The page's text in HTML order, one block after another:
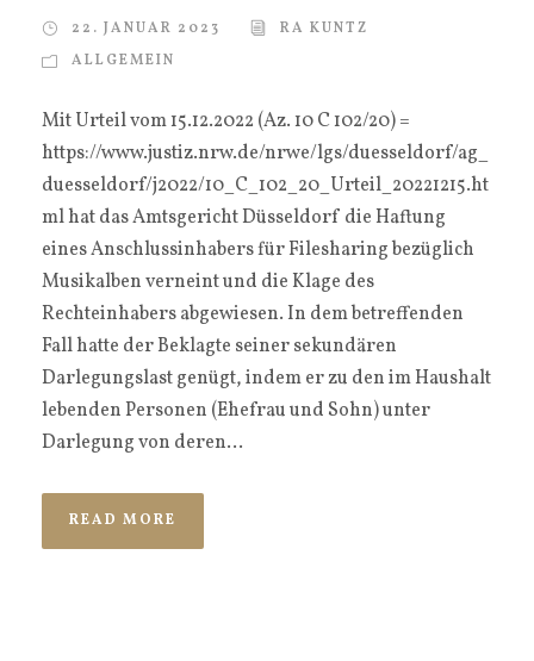
22. JANUAR 2023
RA KUNTZ
ALLGEMEIN
Mit Urteil vom 15.12.2022 (Az. 10 C 102/20) =
https://www.justiz.nrw.de/nrwe/lgs/duesseldorf/ag_
duesseldorf/j2022/10_C_102_20_Urteil_20221215.ht
ml hat das Amtsgericht Düsseldorf die Haftung
eines Anschlussinhabers für Filesharing bezüglich
Musikalben verneint und die Klage des
Rechteinhabers abgewiesen. In dem betreffenden
Fall hatte der Beklagte seiner sekundären
Darlegungslast genügt, indem er zu den im Haushalt
lebenden Personen (Ehefrau und Sohn) unter
Darlegung von deren...
READ MORE